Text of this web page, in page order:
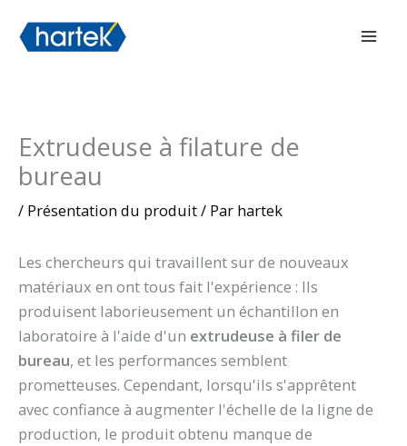
Extrudeuse à filature de
bureau
/ Présentation du produit/ Par hartek
Les chercheurs qui travaillent sur de nouveaux
matériaux en ont tous fait l'expérience : Ils
produisent laborieusement un échantillon en
laboratoire à l'aide d'un extrudeuse à filer de
bureau, et les performances semblent
prometteuses. Cependant, lorsqu'ils s'apprêtent
avec confiance à augmenter l'échelle de la ligne de
production, le produit obtenu manque de